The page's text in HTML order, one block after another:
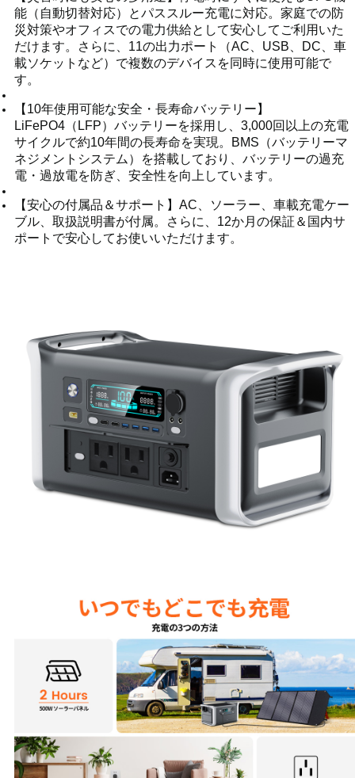
能（自動切替対応）とパススルー充電に対応。家庭での防
災対策やオフィスでの電力供給として安心してご利用いた
だけます。さらに、11の出力ポート（AC、USB、DC、車
載ソケットなど）で複数のデバイスを同時に使用可能で
す。
【10年使用可能な安全・長寿命バッテリー】
LiFePO4（LFP）バッテリーを採用し、3,000回以上の充電
サイクルで約10年間の長寿命を実現。BMS（バッテリーマ
ネジメントシステム）を搭載しており、バッテリーの過充
電・過放電を防ぎ、安全性を向上しています。
【安心の付属品＆サポート】AC、ソーラー、車載充電ケー
ブル、取扱説明書が付属。さらに、12か月の保証＆国内サ
ポートで安心してお使いいただけます。